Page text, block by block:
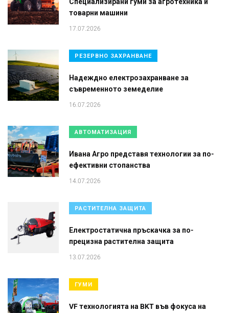
товарни машини
17.07.2026
РЕЗЕРВНО ЗАХРАНВАНЕ
Надеждно електрозахранване за
съвременното земеделие
16.07.2026
АВТОМАТИЗАЦИЯ
Ивана Агро представя технологии за по-
ефективни стопанства
14.07.2026
РАСТИТЕЛНА ЗАЩИТА
Електростатична пръскачка за по-
прецизна растителна защита
13.07.2026
ГУМИ
VF технологията на BKT във фокуса на